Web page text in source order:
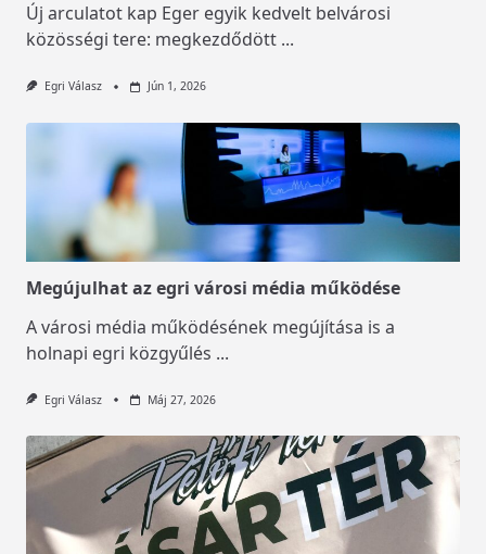
Új arculatot kap Eger egyik kedvelt belvárosi
közösségi tere: megkezdődött ...
Egri Válasz Jún 1, 2026
Megújulhat az egri városi média működése
A városi média működésének megújítása is a
holnapi egri közgyűlés ...
Egri Válasz Máj 27, 2026